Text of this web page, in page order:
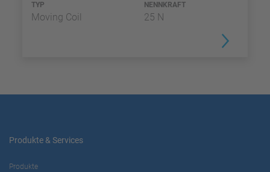
TYP
Moving Coil
NENNKRAFT
25 N
Produkte & Services
Produkte